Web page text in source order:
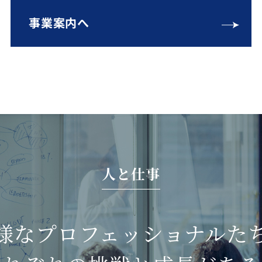
事業案内へ
人と仕事
なプロフェッショナルた